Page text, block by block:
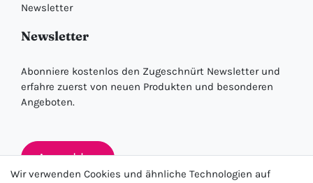
Newsletter
Newsletter
Abonniere kostenlos den Zugeschnürt Newsletter und
erfahre zuerst von neuen Produkten und besonderen
Angeboten.
Anmelden
Wir verwenden Cookies und ähnliche Technologien auf